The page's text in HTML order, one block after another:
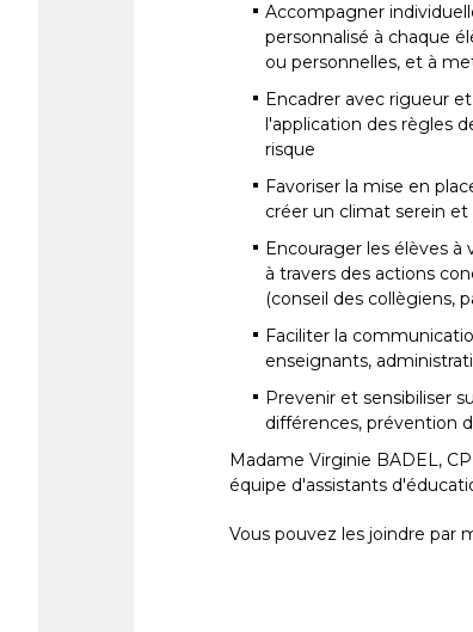
Accompagner
personnalisé à chaque
ou personnelles, et à
Encadrer avec rigueur
l'application des règles
risque
Favoriser la mise en
créer un climat serein
Encourager les élèves à
à travers des actions
(conseil des collègiens,
Faciliter la
enseignants,
Prevenir et sensibiliser
différences, prévention
Madame Virginie BADEL,
équipe d'assistants
Vous pouvez les joindre par